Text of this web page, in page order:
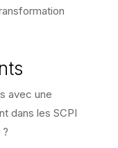
avec une
dans les SCPI